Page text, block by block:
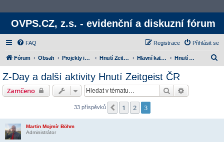
OVPS.CZ, z.s. - evidenční a diskuzní fórum
FAQ Přihlásit se
Registrace
Fórum Obsah Projekty iniciativy Hnutí Zeitgeist Hlavní kategorie Hnutí Zeitgeist v České republice a ve světě
Z-Day a další aktivity Hnutí Zeitgeist ČR
Zamčeno Hledat
33 příspěvků Předchozí
1 2 3
Martin Mojmír Böhm
Administrátor